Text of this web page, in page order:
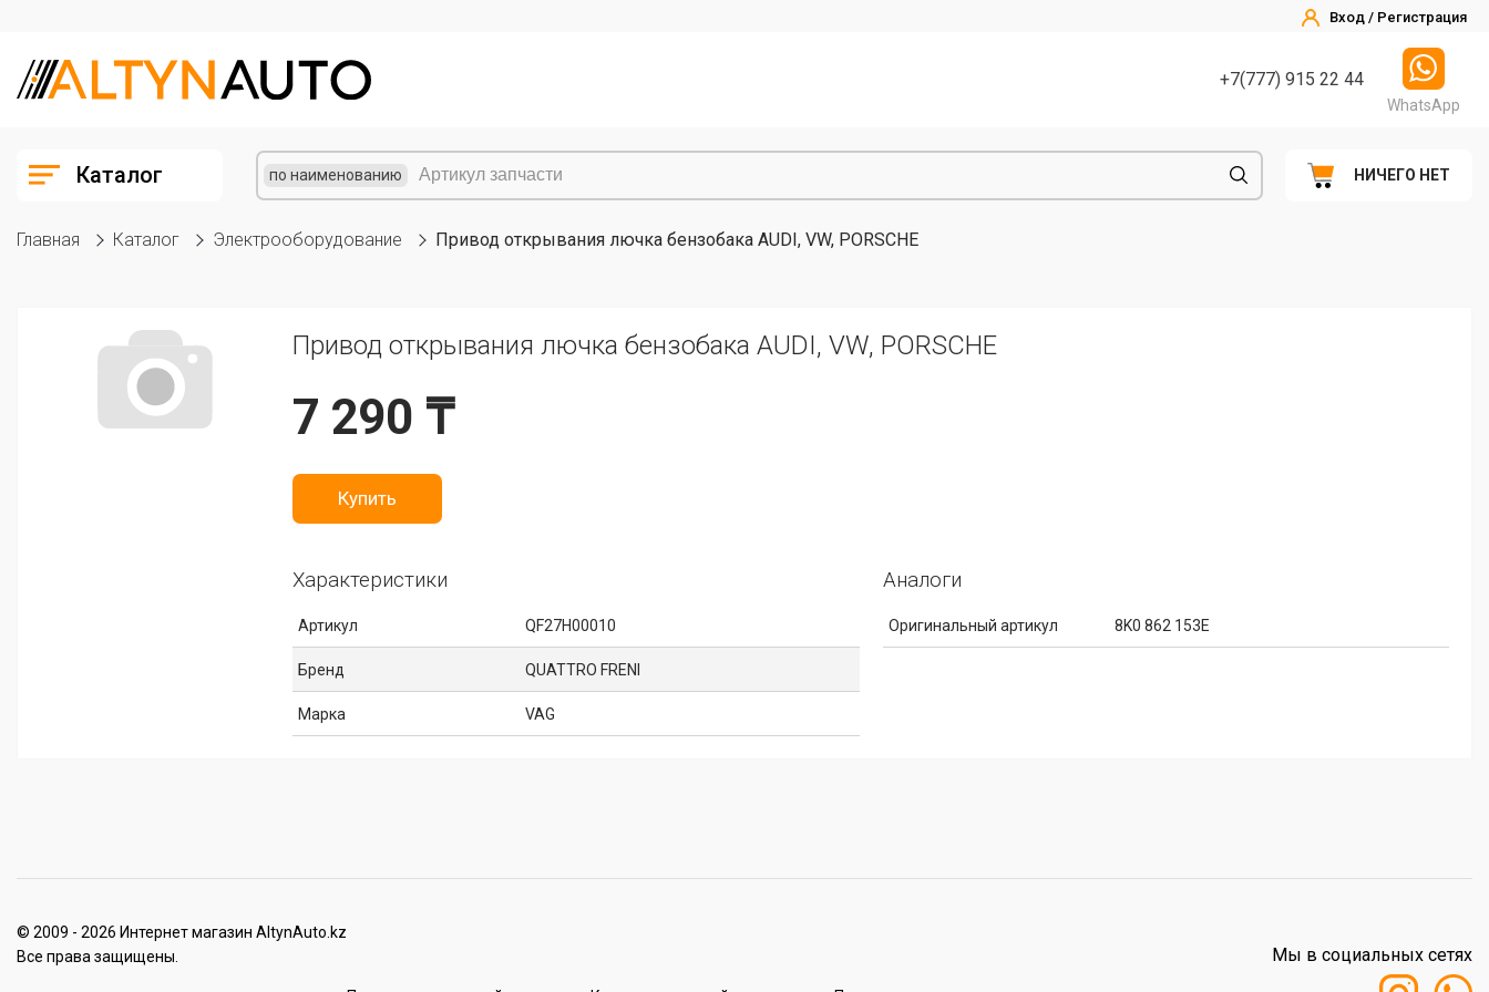
Вход / Регистрация
+7(777) 915 22 44
WhatsApp
Каталог по наименованию НИЧЕГО НЕТ
Главная Каталог Электрооборудование Привод открывания лючка бензобака AUDI, VW, PORSCHE
Привод открывания лючка бензобака AUDI, VW, PORSCHE
7 290 ₸
Купить
Характеристики
Артикул QF27H00010
Бренд QUATTRO FRENI
Марка VAG
Аналоги
Оригинальный артикул 8K0 862 153E
© 2009 - 2026 Интернет магазин AltynAuto.kz
Все права защищены.
Мы в социальных сетях